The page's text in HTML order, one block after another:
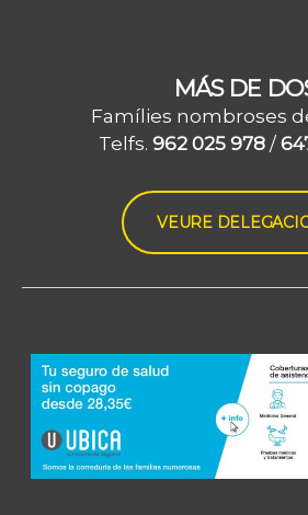
MÁS DE
Famílies nombroses
Telfs. 962 025 978 /
VEURE